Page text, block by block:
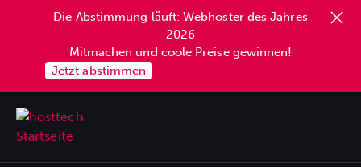
Die Abstimmung läuft: Webhoster des Jahres
2026
Mitmachen und coole Preise gewinnen!
Jetzt abstimmen